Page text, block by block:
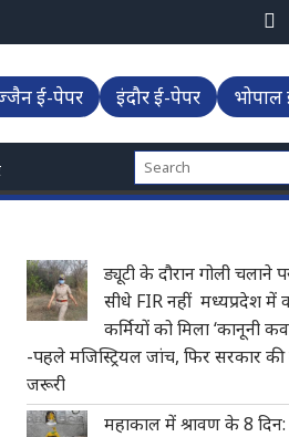
ई-पेपर इंदौर ई-पेपर भोपाल
ड्यूटी के दौरान गोली चलाने
सीधे FIR नहीं मध्यप्रदेश में
कर्मियों को मिला ‘कानूनी
-पहले मजिस्ट्रियल जांच, फिर सरकार
जरूरी
महाकाल में श्रावण के 8